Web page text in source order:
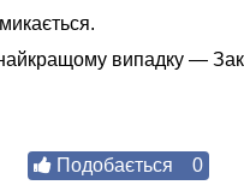
випадку —
Подобається 0